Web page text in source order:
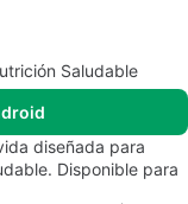
Saludable
diseñada para
Disponible para